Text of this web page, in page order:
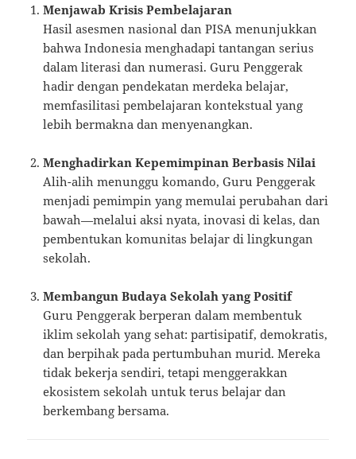
Menjawab Krisis Pembelajaran
Hasil asesmen nasional dan PISA menunjukkan
bahwa Indonesia menghadapi tantangan serius
dalam literasi dan numerasi. Guru Penggerak
hadir dengan pendekatan merdeka belajar,
memfasilitasi pembelajaran kontekstual yang
lebih bermakna dan menyenangkan.
Menghadirkan Kepemimpinan Berbasis Nilai
Alih-alih menunggu komando, Guru Penggerak
menjadi pemimpin yang memulai perubahan dari
bawah—melalui aksi nyata, inovasi di kelas, dan
pembentukan komunitas belajar di lingkungan
sekolah.
Membangun Budaya Sekolah yang Positif
Guru Penggerak berperan dalam membentuk
iklim sekolah yang sehat: partisipatif, demokratis,
dan berpihak pada pertumbuhan murid. Mereka
tidak bekerja sendiri, tetapi menggerakkan
ekosistem sekolah untuk terus belajar dan
berkembang bersama.